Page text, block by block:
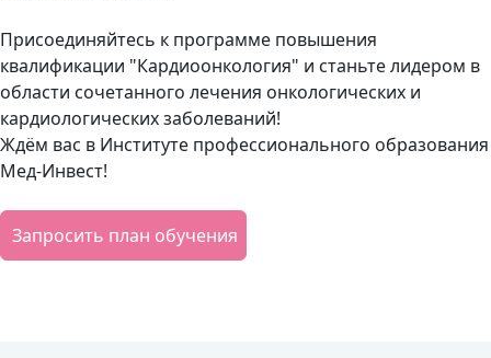
Присоединяйтесь к программе повышения
квалификации "Кардиоонкология" и станьте лидером в
области сочетанного лечения онкологических и
кардиологических заболеваний!
Ждём вас в Институте профессионального образования
Мед-Инвест!
Запросить план обучения